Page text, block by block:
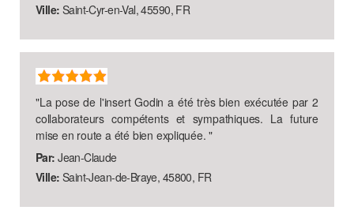
Ville: Saint-Cyr-en-Val, 45590, FR
"La pose de l'insert Godin a été très bien exécutée par 2
collaborateurs compétents et sympathiques. La future
mise en route a été bien expliquée."
Par: Jean-Claude
Ville: Saint-Jean-de-Braye, 45800, FR